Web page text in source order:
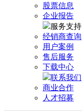
股票信息
企业报告
服务支持
经销商查询
用户案例
售后服务
下载中心
联系我们
商业合作
人才招募